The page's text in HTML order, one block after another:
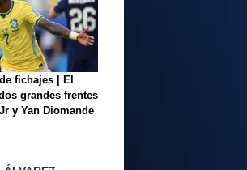
fichajes | El
grandes frentes
y Yan Diomande